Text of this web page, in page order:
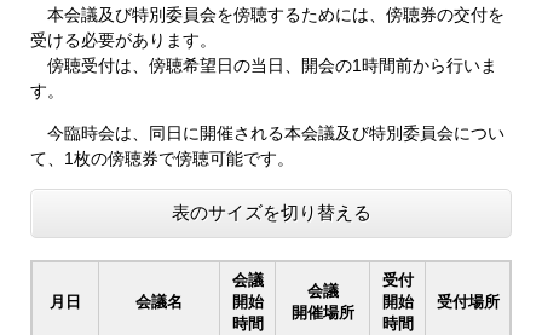
​​ 本会議及び特別委員会を傍聴するためには、傍聴券の交付を
受ける必要があります。
傍聴受付は、傍聴希望日の当日、開会の1時間前から行いま
す。
今臨時会は、同日に開催される本会議及び特別委員会につい
て、1枚の傍聴券で傍聴可能です。
表のサイズを切り替える
月日 会議名
会議
開始
時間
会議
開催場所
受付
開始
時間
受付場所